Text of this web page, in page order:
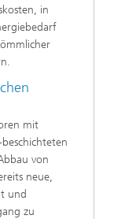
in
mit
von
neue,
und
zu